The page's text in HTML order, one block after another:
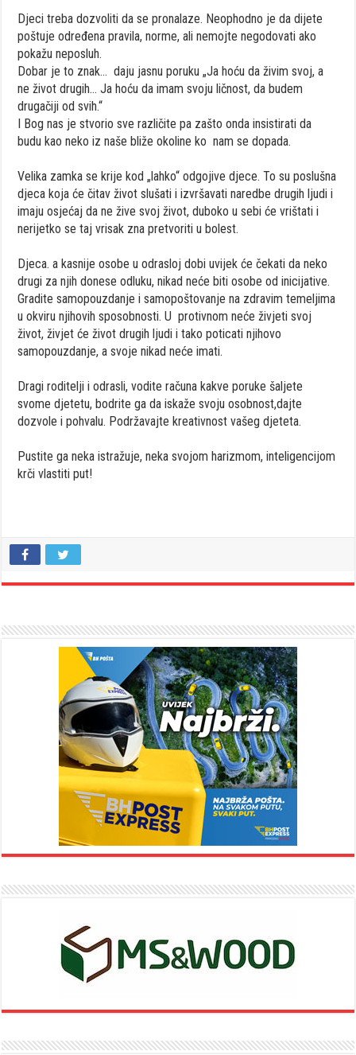
Djeci treba dozvoliti da se pronalaze. Neophodno je da dijete
poštuje određena pravila, norme, ali nemojte negodovati ako
pokažu neposluh.
Dobar je to znak… daju jasnu poruku „Ja hoću da živim svoj, a
ne život drugih… Ja hoću da imam svoju ličnost, da budem
drugačiji od svih.“
I Bog nas je stvorio sve različite pa zašto onda insistirati da
budu kao neko iz naše bliže okoline ko nam se dopada.
Velika zamka se krije kod „lahko“ odgojive djece. To su poslušna
djeca koja će čitav život slušati i izvršavati naredbe drugih ljudi i
imaju osjećaj da ne žive svoj život, duboko u sebi će vrištati i
nerijetko se taj vrisak zna pretvoriti u bolest.
Djeca. a kasnije osobe u odrasloj dobi uvijek će čekati da neko
drugi za njih donese odluku, nikad neće biti osobe od inicijative.
Gradite samopouzdanje i samopoštovanje na zdravim temeljima
u okviru njihovih sposobnosti. U protivnom neće živjeti svoj
život, živjet će život drugih ljudi i tako poticati njihovo
samopouzdanje, a svoje nikad neće imati.
Dragi roditelji i odrasli, vodite računa kakve poruke šaljete
svome djetetu, bodrite ga da iskaže svoju osobnost,dajte
dozvole i pohvalu. Podržavajte kreativnost vašeg djeteta.
Pustite ga neka istražuje, neka svojom harizmom, inteligencijom
krči vlastiti put!